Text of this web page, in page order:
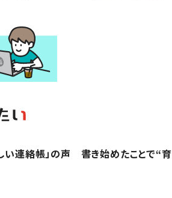
い連絡帳」の声 書き始めたことで“育